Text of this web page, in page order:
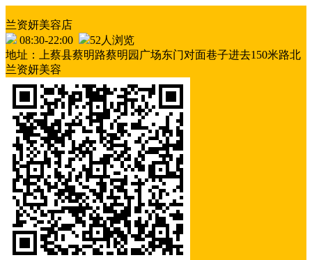
兰资妍美容店
08:30-22:00
52人浏览
地址：上蔡县蔡明路蔡明园广场东门对面巷子进去150米路北
兰资妍美容